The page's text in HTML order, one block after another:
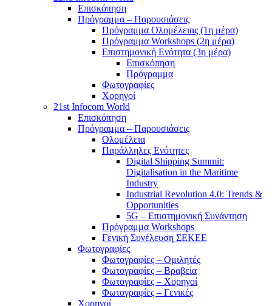
Επισκόπηση
Πρόγραμμα – Παρουσιάσεις
Πρόγραμμα Ολομέλειας (1η μέρα)
Πρόγραμμα Workshops (2η μέρα)
Επιστημονική Ενότητα (3η μέρα)
Επισκόπηση
Πρόγραμμα
Φωτογραφίες
Χορηγοί
21st Infocom World
Επισκόπηση
Πρόγραμμα – Παρουσιάσεις
Ολομέλεια
Παράλληλες Ενότητες
Digital Shipping Summit:
Digitalisation in the Maritime
Industry
Industrial Revolution 4.0: Trends &
Opportunities
5G – Επιστημονική Συνάντηση
Πρόγραμμα Workshops
Γενική Συνέλευση ΣΕΚΕΕ
Φωτογραφίες
Φωτογραφίες – Ομιλητές
Φωτογραφίες – Βραβεία
Φωτογραφίες – Χορηγοί
Φωτογραφίες – Γενικές
Χορηγοί